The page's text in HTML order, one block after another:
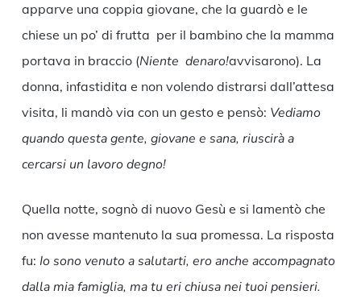
apparve una coppia giovane, che la guardò e le
chiese un po’ di frutta per il bambino che la mamma
portava in braccio (Niente denaro!avvisarono). La
donna, infastidita e non volendo distrarsi dall’attesa
visita, li mandò via con un gesto e pensò: Vediamo
quando questa gente, giovane e sana, riuscirà a
cercarsi un lavoro degno!
Quella notte, sognò di nuovo Gesù e si lamentò che
non avesse mantenuto la sua promessa. La risposta
fu: Io sono venuto a salutarti, ero anche accompagnato
dalla mia famiglia, ma tu eri chiusa nei tuoi pensieri.